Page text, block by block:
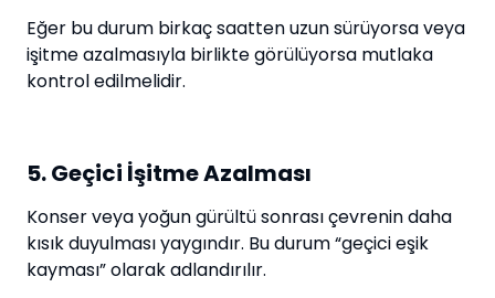
Eğer bu durum birkaç saatten uzun sürüyorsa veya
işitme azalmasıyla birlikte görülüyorsa mutlaka
kontrol edilmelidir.
5. Geçici İşitme Azalması
Konser veya yoğun gürültü sonrası çevrenin daha
kısık duyulması yaygındır. Bu durum “geçici eşik
kayması” olarak adlandırılır.